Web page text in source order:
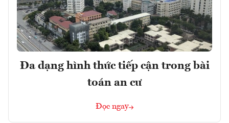
Đa dạng hình thức tiếp cận trong bài
toán an cư
Đọc ngay